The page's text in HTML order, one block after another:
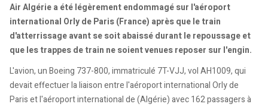
Air Algérie a été légèrement endommagé sur l'aéroport
international Orly de Paris (France) après que le train
d'atterrissage avant se soit abaissé durant le repoussage et
que les trappes de train ne soient venues reposer sur l'engin.
L'avion, un Boeing 737-800, immatriculé 7T-VJJ, vol AH1009, qui
devait effectuer la liaison entre l'aéroport international Orly de
Paris et l'aéroport international de (Algérie) avec 162 passagers à